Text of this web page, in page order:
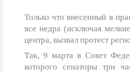
Только что внесенный в
все недра (исключая
центра, вызвал протест
Так, 9 марта в Совет
которого сенаторы три